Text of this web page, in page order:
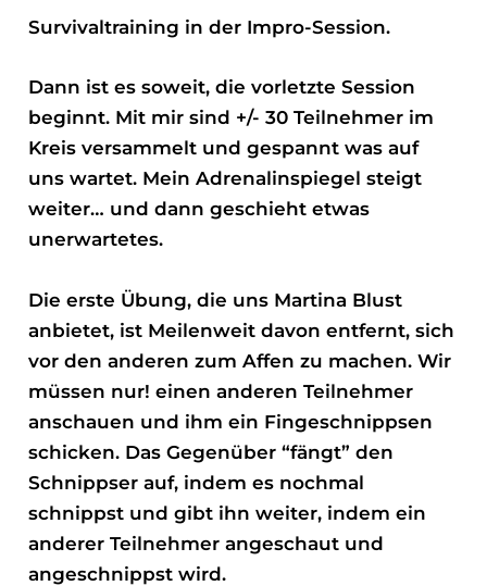
Survivaltraining in der Impro-Session.
Dann ist es soweit, die vorletzte Session
beginnt. Mit mir sind +/- 30 Teilnehmer im
Kreis versammelt und gespannt was auf
uns wartet. Mein Adrenalinspiegel steigt
weiter… und dann geschieht etwas
unerwartetes.
Die erste Übung, die uns Martina Blust
anbietet, ist Meilenweit davon entfernt, sich
vor den anderen zum Affen zu machen. Wir
müssen nur! einen anderen Teilnehmer
anschauen und ihm ein Fingeschnippsen
schicken. Das Gegenüber “fängt” den
Schnippser auf, indem es nochmal
schnippst und gibt ihn weiter, indem ein
anderer Teilnehmer angeschaut und
angeschnippst wird.